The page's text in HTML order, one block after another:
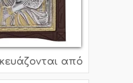
από ασήμι